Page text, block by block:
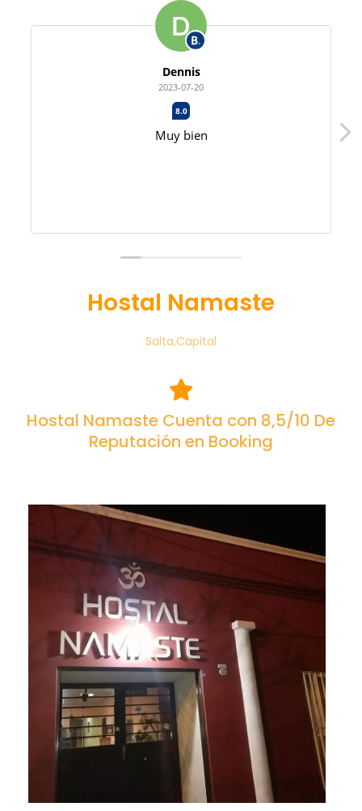
Dennis
2023-07-20
8.0
Muy bien
Hostal Namaste
Salta,Capital
Hostal Namaste Cuenta con 8,5/10 De
Reputación en Booking